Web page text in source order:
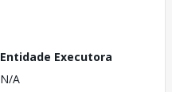
Entidade Executora
N/A